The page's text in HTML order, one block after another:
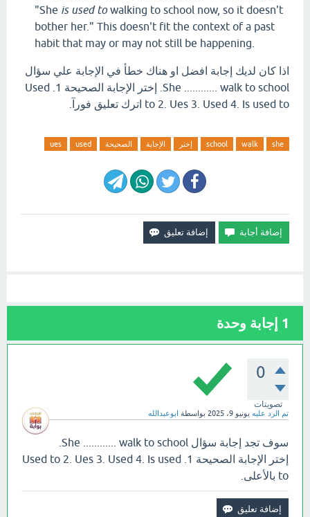
"She is used towalking to school now, so it doesn't
bother her. " This doesn't fit the context of a past
habit that may or may not still be happening.
اذا كان لديك إجابة افضل او هناك خطأ في الإجابة علي سؤال
She ............ walk to school. إختر الإجابة الصحيحة 1. Used
to 2. Ues 3. Used 4. Is used to اترك تعليق فورآ.
she
walk
school إختر الإجابة الصحيحة used
ues
1 إجابة وحدة
0
تصويتات
تم الرد عليه يونيو 9، 2025 بواسطة ابوعبدالله
إختر الإجابة الصحيحة 1. Used to 2. Ues 3. Used 4. Is used
to بالأعلى.